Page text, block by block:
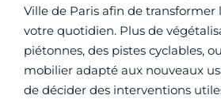
Ville de Paris afin de transformer
votre quotidien. Plus de
piétonnes, des pistes cyclables,
mobilier adapté aux nouveaux
de décider des interventions